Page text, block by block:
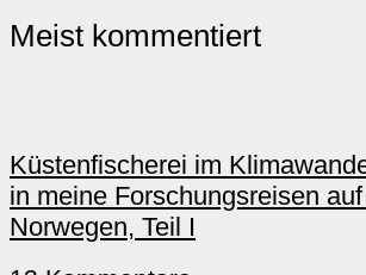
Meist kommentiert
Küstenfischerei im
in meine Forschungsreisen
Norwegen, Teil I